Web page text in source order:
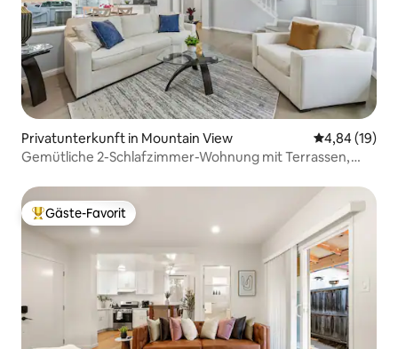
Privatunterkunft in Mountain View
4,84 (19)
Gemütliche 2-Schlafzimmer-Wohnung mit Terrassen,
Beliebter Gäste-Favorit.
Gäste-Favorit